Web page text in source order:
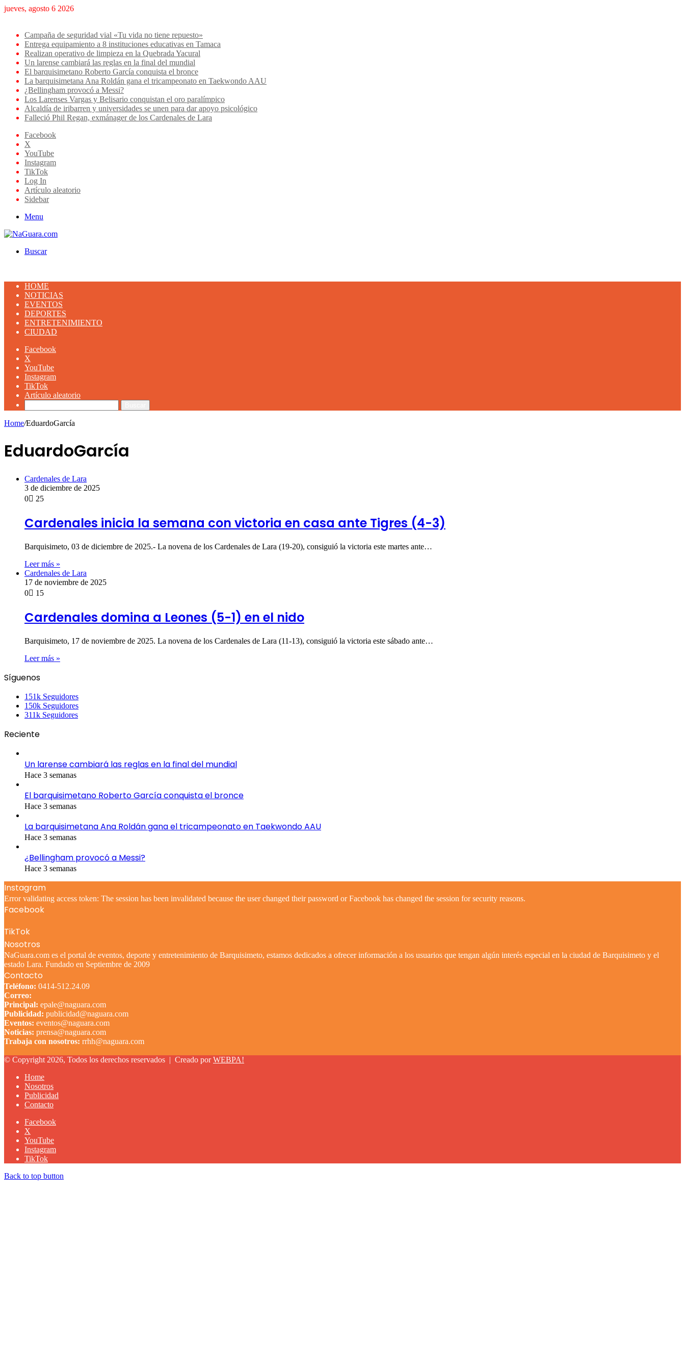
jueves, agosto 6 2026
Campaña de seguridad vial «Tu vida no tiene repuesto»
Entrega equipamiento a 8 instituciones educativas en Tamaca
Realizan operativo de limpieza en la Quebrada Yacural
Un larense cambiará las reglas en la final del mundial
El barquisimetano Roberto García conquista el bronce
La barquisimetana Ana Roldán gana el tricampeonato en Taekwondo AAU
¿Bellingham provocó a Messi?
Los Larenses Vargas y Belisario conquistan el oro paralímpico
Alcaldía de iribarren y universidades se unen para dar apoyo psicológico
Falleció Phil Regan, exmánager de los Cardenales de Lara
Facebook
X
YouTube
Instagram
TikTok
Log In
Artículo aleatorio
Sidebar
Menu
Buscar
HOME
NOTICIAS
EVENTOS
DEPORTES
ENTRETENIMIENTO
CIUDAD
Facebook
X
YouTube
Instagram
TikTok
Artículo aleatorio
Home/EduardoGarcía
EduardoGarcía
Cardenales de Lara
3 de diciembre de 2025
0
25
Cardenales inicia la semana con victoria en casa ante Tigres (4-3)
Barquisimeto, 03 de diciembre de 2025.- La novena de los Cardenales de Lara (19-20), consiguió la victoria este martes ante…
Leer más »
Cardenales de Lara
17 de noviembre de 2025
0
15
Cardenales domina a Leones (5-1) en el nido
Barquisimeto, 17 de noviembre de 2025. La novena de los Cardenales de Lara (11-13), consiguió la victoria este sábado ante…
Leer más »
Síguenos
151k Seguidores
150k Seguidores
311k Seguidores
Reciente
Un larense cambiará las reglas en la final del mundial
Hace 3 semanas
El barquisimetano Roberto García conquista el bronce
Hace 3 semanas
La barquisimetana Ana Roldán gana el tricampeonato en Taekwondo AAU
Hace 3 semanas
¿Bellingham provocó a Messi?
Hace 3 semanas
Instagram
Error validating access token: The session has been invalidated because the user changed their password or Facebook has changed the session for security reasons.
Facebook
TikTok
Nosotros
NaGuara.com es el portal de eventos, deporte y entretenimiento de Barquisimeto, estamos dedicados a ofrecer información a los usuarios que tengan algún interés especial en la ciudad de Barquisimeto y el
estado Lara. Fundado en Septiembre de 2009
Contacto
Teléfono: 0414-512.24.09
Correo:
Principal: epale@naguara.com
Publicidad: publicidad@naguara.com
Eventos: eventos@naguara.com
Noticias: prensa@naguara.com
Trabaja con nosotros: rrhh@naguara.com
© Copyright 2026, Todos los derechos reservados | Creado porWEBPA!
Home
Nosotros
Publicidad
Contacto
Facebook
X
YouTube
Instagram
TikTok
Back to top button